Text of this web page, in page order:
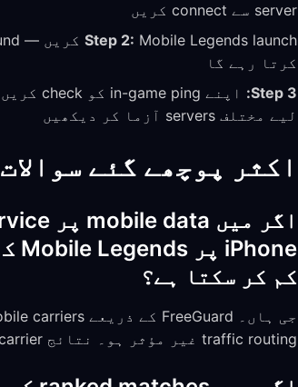
server سے connect کریں
Step 2:
کرتا رہے گا
Step 3:
لیے مختلف servers آزما کر دیکھیں
اکثر پوچھے گئے سوالات
کم کر سکتا ہے؟
traffic routing غیر مؤثر ہو۔ نتائج carrier اور location کے لحاظ سے مختلف ہو سکتے ہیں۔